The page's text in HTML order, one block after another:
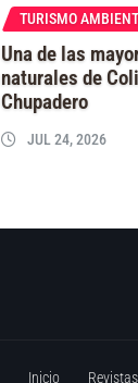
TURISMO
Una de las
naturales de
Chupadero
JUL 24, 2026
Inicio Revistas